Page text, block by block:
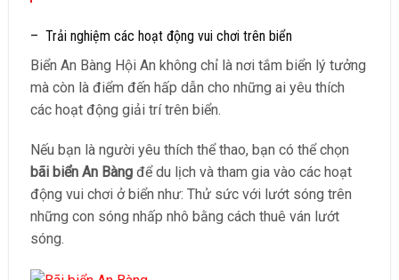
– Trải nghiệm các hoạt động vui chơi trên biển
Biển An Bàng Hội An không chỉ là nơi tắm biển lý tưởng
mà còn là điểm đến hấp dẫn cho những ai yêu thích
các hoạt động giải trí trên biển.
Nếu bạn là người yêu thích thể thao, bạn có thể chọn
bãi biển An Bàngđể du lịch và tham gia vào các hoạt
động vui chơi ở biển như: Thử sức với lướt sóng trên
những con sóng nhấp nhô bằng cách thuê ván lướt
sóng.